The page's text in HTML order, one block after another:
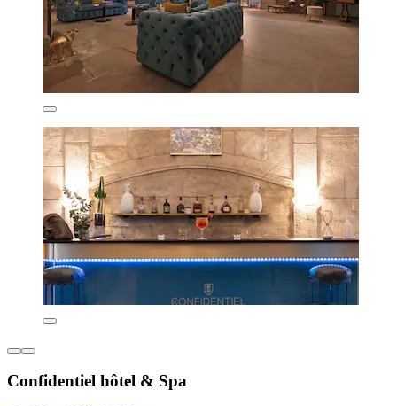
Confidentiel hôtel & Spa